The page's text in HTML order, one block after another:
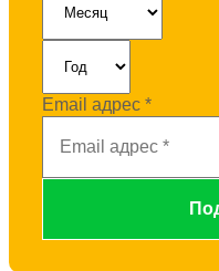
Email адрес *